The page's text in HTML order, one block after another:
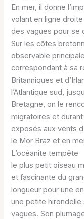
En mer, il donne
volant en ligne
des vagues pour se
Sur les côtes
observable
correspondant à sa
Britanniques et
l’Atlantique sud,
Bretagne, on le
migratoires et
exposés aux vents
le Mor Braz et en
L’océanite tempête
le plus petit oiseau
et fascinante du
longueur pour une
une petite
vagues. Son